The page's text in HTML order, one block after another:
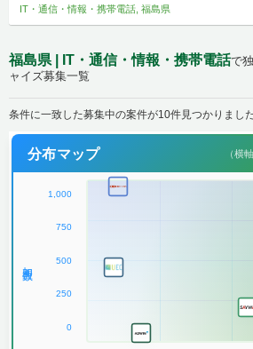
IT・通信・情報・携帯電話, 福島県
福島県 | IT・通信・情報・携帯電話で
ャイズ募集一覧
条件に一致した募集中の案件が10件見つかりました
分布マップ （横
1,000
750
500
250
0